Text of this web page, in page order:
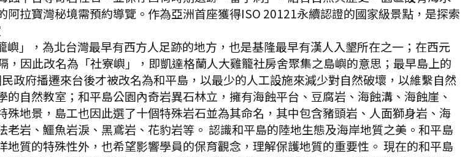
拉寶灣秘境需預約導覽。作為亞洲首座獲得ISO 20121永續認證的國家級景點，是探索
」，為北台灣最早有西方人足跡的地方，也是基隆最早有漢人入墾所在之一；在西元
因此改名為「社寮嶼」，即凱達格蘭人大雞籠社房舍聚集之島嶼的意思；最早島上的
府播遷來台後才被改名為和平島，以最少的人工設施來減少對自然破壞，以維繫自然
自然教室；和平島公園內奇岩異石林立，擁有海蝕平台、豆腐岩、海蝕溝、海蝕崖、
地景，島工也因此選了十個特殊岩石並為其命名，其中包含豬頭岩、人面獅身岩、海
岩、鱷魚岩淚、黑鳶岩、花豹岩等。 認識和平島的陸地生態及海岸地質之美。和平島
質的特殊性外，也希望影響學員的保育觀念，理解保護地質的重要性。 現在的和平島